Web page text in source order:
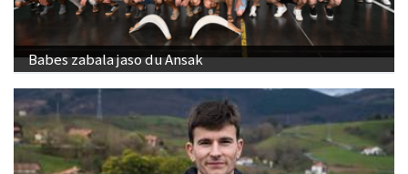
Babes zabala jaso du Ansak